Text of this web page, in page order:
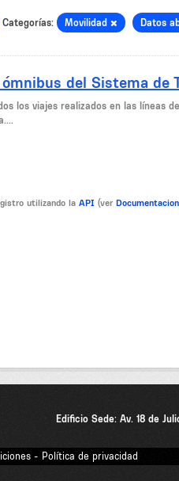
Categorías: Movilidad Datos
del Sistema de
los viajes realizados en las líneas
utilizando la API (ver
Edificio Sede: Av. 18 de
- Política de privacidad